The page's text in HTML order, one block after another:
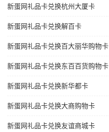
新蛋网礼品卡兑换杭州大厦卡
新蛋网礼品卡兑换解百卡
新蛋网礼品卡兑换百大丽华购物卡
新蛋网礼品卡兑换东百百货购物卡
新蛋网礼品卡兑换新华都卡
新蛋网礼品卡兑换大商购物卡
新蛋网礼品卡兑换友谊商城卡